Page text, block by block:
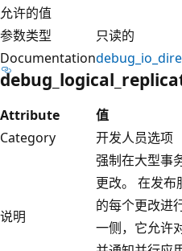
允许的值
参数类型
只读的
Documentation
Attribute
值
Category
开发人员选项
说明
强制在大型事
更改。 在发布
的每个更改进
一侧，它允许